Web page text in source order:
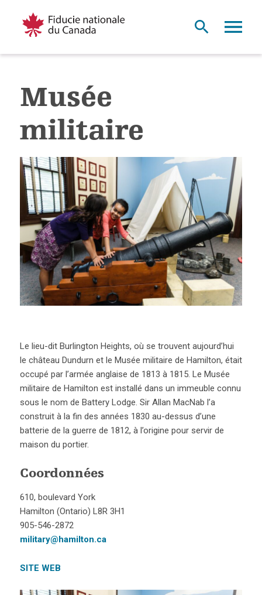
Musée
militaire
Le lieu-dit Burlington Heights, où se trouvent aujourd’hui
le château Dundurn et le Musée militaire de Hamilton, était
occupé par l’armée anglaise de 1813 à 1815. Le Musée
militaire de Hamilton est installé dans un immeuble connu
sous le nom de Battery Lodge. Sir Allan MacNab l’a
construit à la fin des années 1830 au-dessus d’une
batterie de la guerre de 1812, à l’origine pour servir de
maison du portier.
Coordonnées
610, boulevard York
Hamilton (Ontario) L8R 3H1
905-546-2872
military@hamilton.ca
SITE WEB